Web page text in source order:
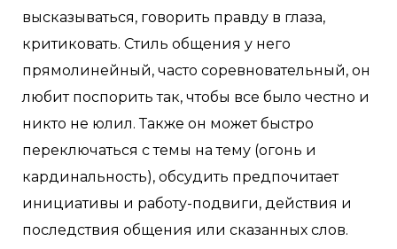
высказываться, говорить правду в глаза,
критиковать. Стиль общения у него
прямолинейный, часто соревновательный, он
любит поспорить так, чтобы все было честно и
никто не юлил. Также он может быстро
переключаться с темы на тему (огонь и
кардинальность), обсудить предпочитает
инициативы и работу-подвиги, действия и
последствия общения или сказанных слов.